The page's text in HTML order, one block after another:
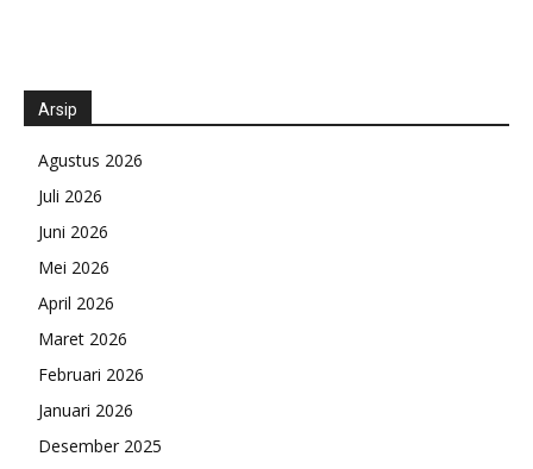
Arsip
Agustus 2026
Juli 2026
Juni 2026
Mei 2026
April 2026
Maret 2026
Februari 2026
Januari 2026
Desember 2025